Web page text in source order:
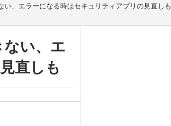
い、エラーになる時はセキュリティアプリの見直しも
ない、エ
直しも